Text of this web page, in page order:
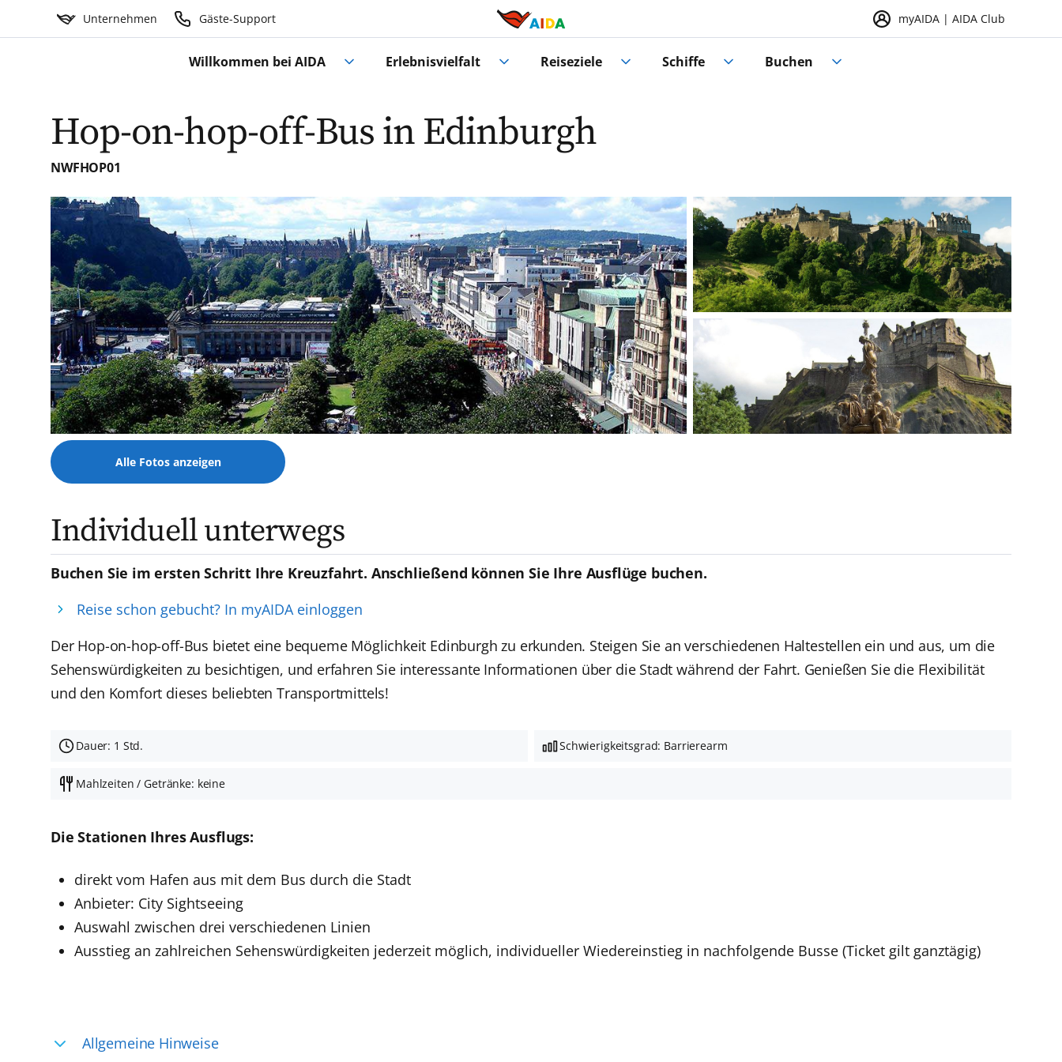
Unternehmen Gäste-Support myAIDA | AIDA Club
Willkommen bei AIDA Erlebnisvielfalt Reiseziele Schiffe Buchen
Hop-on-hop-off-Bus in Edinburgh
NWFHOP01
Alle Fotos anzeigen
Individuell unterwegs
Buchen Sie im ersten Schritt Ihre Kreuzfahrt. Anschließend können Sie Ihre Ausflüge buchen.
Reise schon gebucht? In myAIDA einloggen
Der Hop-on-hop-off-Bus bietet eine bequeme Möglichkeit Edinburgh zu erkunden. Steigen Sie an verschiedenen Haltestellen ein und aus, um die
Sehenswürdigkeiten zu besichtigen, und erfahren Sie interessante Informationen über die Stadt während der Fahrt. Genießen Sie die Flexibilität
und den Komfort dieses beliebten Transportmittels!
Dauer: 1 Std. Schwierigkeitsgrad: Barrierearm
Mahlzeiten / Getränke: keine
Die Stationen Ihres Ausflugs:
direkt vom Hafen aus mit dem Bus durch die Stadt
Anbieter: City Sightseeing
Auswahl zwischen drei verschiedenen Linien
Ausstieg an zahlreichen Sehenswürdigkeiten jederzeit möglich, individueller Wiedereinstieg in nachfolgende Busse (Ticket gilt ganztägig)
Allgemeine Hinweise